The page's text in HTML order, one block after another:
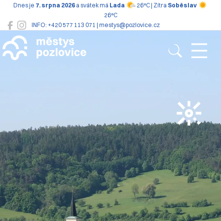
INFO: +420 577 113 071 | mestys@pozlovice.cz
Dnes je 7. srpna 2026 a svátek má Lada 26°C | Zítra Soběslav
26°C
Pozlovice